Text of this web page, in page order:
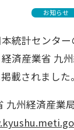
お知らせ
統計センタ
済産業省 九
載されました。
州経済産業